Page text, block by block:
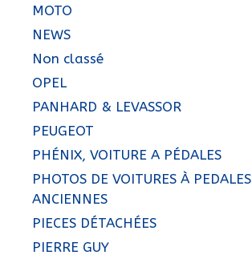
MOTO
NEWS
Non classé
OPEL
PANHARD & LEVASSOR
PEUGEOT
PHÉNIX, VOITURE A PÉDALES
PHOTOS DE VOITURES À PEDALES
ANCIENNES
PIECES DÉTACHÉES
PIERRE GUY